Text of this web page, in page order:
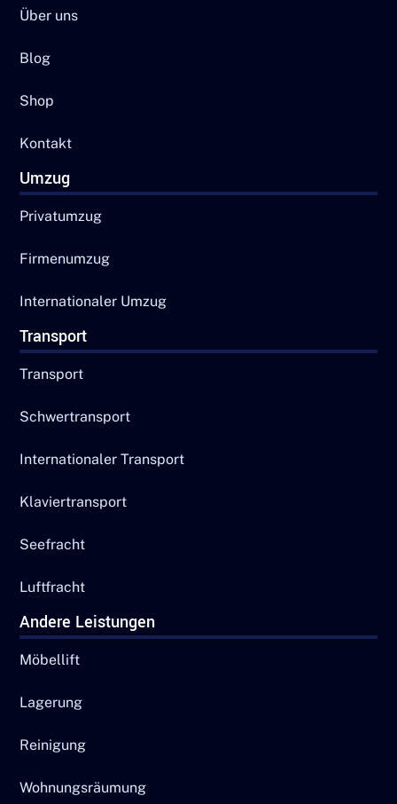
Über uns
Blog
Shop
Kontakt
Umzug
Privatumzug
Firmenumzug
Internationaler Umzug
Transport
Transport
Schwertransport
Internationaler Transport
Klaviertransport
Seefracht
Luftfracht
Andere Leistungen
Möbellift
Lagerung
Reinigung
Wohnungsräumung